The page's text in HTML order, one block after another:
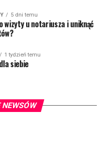
5 dni temu
wizyty u notariusza i uniknąć
1 tydzień temu
siebie
NEWSÓW